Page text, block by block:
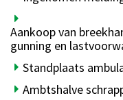
Aankoop van
gunning en
Standplaats
Ambtshalve